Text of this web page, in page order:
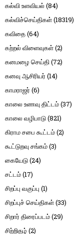
கல்வி உளவியல் (84)
கல்விச்செய்திகள்(18319)
கவிதை(64)
கற்றல் விளைவுகள்(2)
கனமழை செய்தி(72)
கனவு ஆசிரியர் (14)
காமராஜர் (6)
காலை உணவு திட்டம்(37)
காலை வழிபாடு(821)
கிராம சபை கூட்டம்(2)
கூட்டுறவு சங்கம்(3)
கையேடு(24)
சட்டம்(17)
சிறப்பு வகுப்பு (1)
சிறப்புச் செய்திகள்(33)
சிறார் திரைப்படம்(29)
சிற்றிதழ் (2)